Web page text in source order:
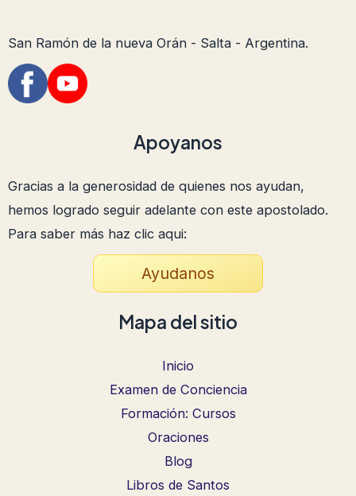
San Ramón de la nueva Orán - Salta - Argentina.
Apoyanos
Gracias a la generosidad de quienes nos ayudan,
hemos logrado seguir adelante con este apostolado.
Para saber más haz clic aqui:
Ayudanos
Mapa del sitio
Inicio
Examen de Conciencia
Formación: Cursos
Oraciones
Blog
Libros de Santos